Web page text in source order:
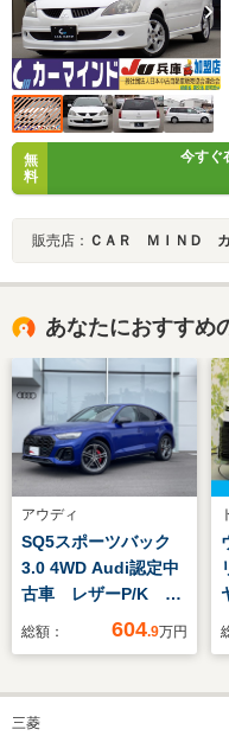
無
料
今すぐ
販売店： ＣＡＲ ＭＩＮＤ カ
あなたにおすすめ
アウディ
SQ5スポーツバック
3.0 4WD Audi認定中
古車 レザーP/K パ
ノラマサンルーフ ブ
ラス ブレーキキャリ
パーレッド コンフォ
総額： 604.9万円
三菱